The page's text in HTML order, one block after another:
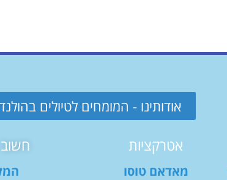
אודותינו - המומחים לטיולים בהולנד
אטרקציות
מאדאם טוסו